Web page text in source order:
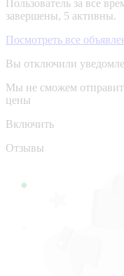
Пользователь за все
завершены, 5 активны.
Посмотреть все
Вы отключили
Мы не сможем
цены
Включить
Отзывы